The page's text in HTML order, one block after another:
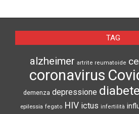
TAG
alzheimer artrite reumatoide
coronavirus
demenza depressione diabete
epilessia fegato HIV ictus infertilità